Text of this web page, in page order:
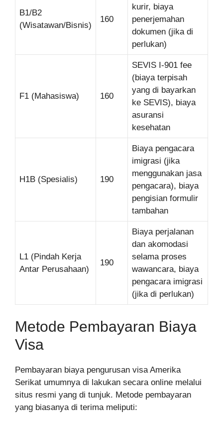
B1/B2
(Wisatawan/Bisnis)
160
kurir, biaya
penerjemahan
dokumen (jika di
perlukan)
F1 (Mahasiswa) 160
SEVIS I-901 fee
(biaya terpisah
yang di bayarkan
ke SEVIS), biaya
asuransi
kesehatan
H1B (Spesialis) 190
Biaya pengacara
imigrasi (jika
menggunakan jasa
pengacara), biaya
pengisian formulir
tambahan
L1 (Pindah Kerja
Antar Perusahaan)
190
Biaya perjalanan
dan akomodasi
selama proses
wawancara, biaya
pengacara imigrasi
(jika di perlukan)
Metode Pembayaran Biaya
Visa
Pembayaran biaya pengurusan visa Amerika
Serikat umumnya di lakukan secara online melalui
situs resmi yang di tunjuk. Metode pembayaran
yang biasanya di terima meliputi: